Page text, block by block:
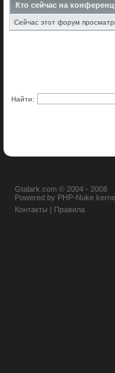
Кто сейчас на
Сейчас этот форум
Найти:
Gtalark.com © 2004 - 2008
Powered by PHP-Nuke
Контакты | Правила